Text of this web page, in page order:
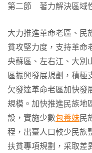
第二節 著力解決區域
大力推進革命老區、民
貧攻堅力度，支持革命
央蘇區、左右江、大別
區振興發展規劃，積極
欠發達革命老區加快發
規模。加快推進民族地
設，實施少數包養妹民
程，出臺人口較少民族
扶貧專項規劃，采取差